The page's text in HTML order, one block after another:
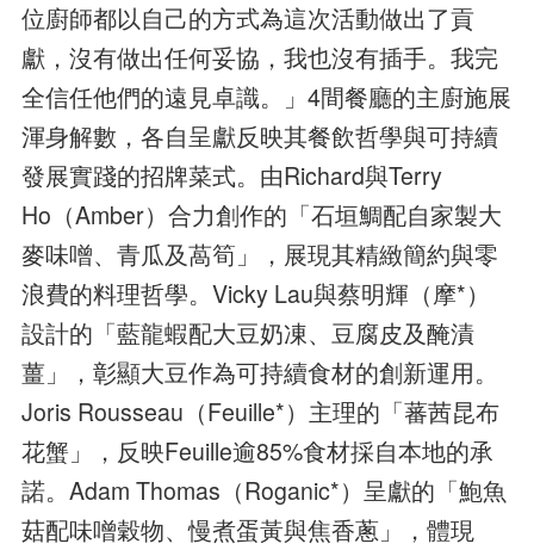
位廚師都以自己的方式為這次活動做出了貢
獻，沒有做出任何妥協，我也沒有插手。我完
全信任他們的遠見卓識。」4間餐廳的主廚施展
渾身解數，各自呈獻反映其餐飲哲學與可持續
發展實踐的招牌菜式。由Richard與Terry
Ho（Amber）合力創作的「石垣鯛配自家製大
麥味噌、青瓜及萵筍」，展現其精緻簡約與零
浪費的料理哲學。Vicky Lau與蔡明輝（摩*）
設計的「藍龍蝦配大豆奶凍、豆腐皮及醃漬
薑」，彰顯大豆作為可持續食材的創新運用。
Joris Rousseau（Feuille*）主理的「蕃茜昆布
花蟹」，反映Feuille逾85%食材採自本地的承
諾。Adam Thomas（Roganic*）呈獻的「鮑魚
菇配味噌穀物、慢煮蛋黃與焦香蔥」，體現